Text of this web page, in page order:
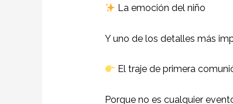
La emoción del niño
Y uno de los detalles más
El traje de primera
Porque no es cualquier